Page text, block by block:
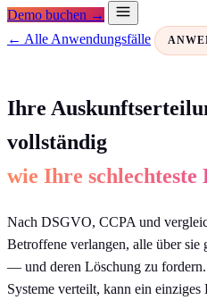
Demo buchen →
← Alle Anwendungsfälle
Ihre
vollständig
wie Ihre schlechteste
Nach DSGVO, CCPA und
Betroffene verlangen, alle über sie
— und deren Löschung zu
Systeme verteilt, kann ein